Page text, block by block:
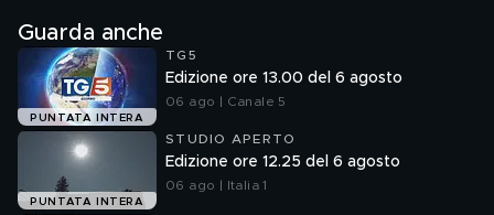
Guarda anche
PUNTATA INTERA
TG5
Edizione ore 13.00 del 6 agosto
06 ago | Canale 5
PUNTATA INTERA
STUDIO APERTO
Edizione ore 12.25 del 6 agosto
06 ago | Italia 1